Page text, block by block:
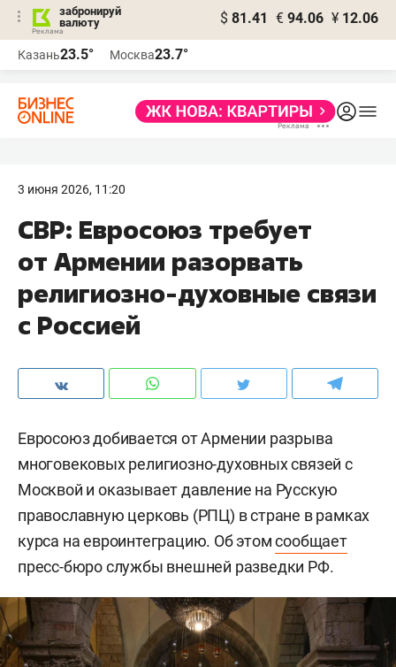
забронируй
валюту
$ 81.41 € 94.06 ¥ 12.06
Казань23.5° Москва23.7°
3 июня 2026, 11:20
СВР: Евросоюз требует
от Армении разорвать
религиозно-духовные связи
с Россией
Евросоюз добивается от Армении разрыва
многовековых религиозно-духовных связей с
Москвой и оказывает давление на Русскую
православную церковь (РПЦ) в стране в рамках
курса на евроинтеграцию. Об этомсообщает
пресс-бюро службы внешней разведки РФ.